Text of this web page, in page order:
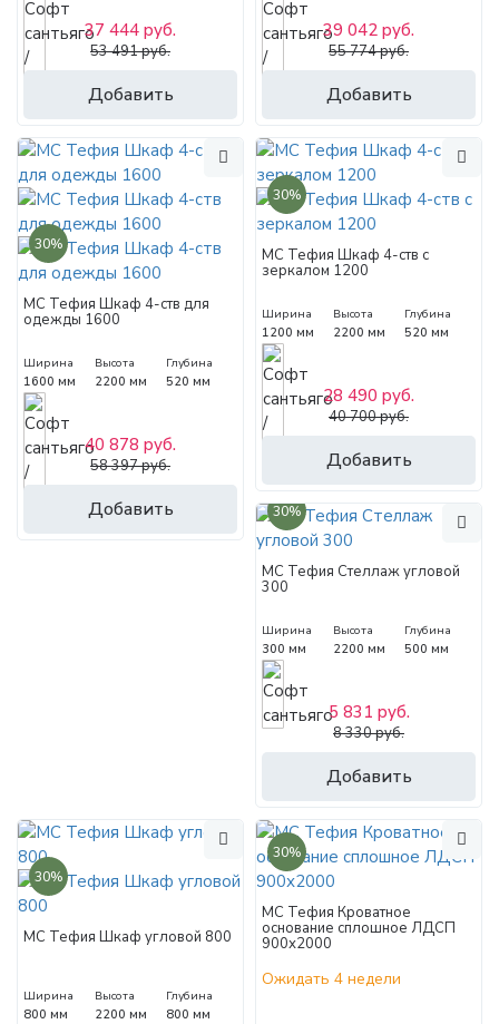
Добавить
37 444 руб.
53 491 руб.
Добавить
39 042 руб.
55 774 руб.
30%
МС Тефия Шкаф 4-ств для
одежды 1600
Ширина
1600 мм
Высота
2200 мм
Глубина
520 мм
Добавить
40 878 руб.
58 397 руб.
30%
МС Тефия Шкаф 4-ств с
зеркалом 1200
Ширина
1200 мм
Высота
2200 мм
Глубина
520 мм
Добавить
28 490 руб.
40 700 руб.
30%
МС Тефия Стеллаж угловой
300
Ширина
300 мм
Высота
2200 мм
Глубина
500 мм
Добавить
5 831 руб.
8 330 руб.
30%
МС Тефия Шкаф угловой 800
Ширина
800 мм
Высота
2200 мм
Глубина
800 мм
30%
МС Тефия Кроватное
основание сплошное ЛДСП
900х2000
Ожидать 4 недели